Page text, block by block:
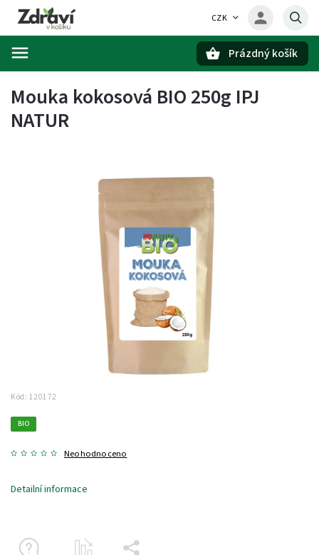
CZK
Prázdný košík
Mouka kokosová BIO 250g IPJ
NATUR
Kód: 120172
BIO
Neohodnoceno
Detailní informace